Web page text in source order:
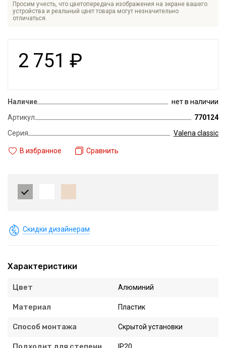
Просим учесть, что цветопередача изображения на экране вашего
устройства и реальный цвет товара могут незначительно
отличаться.
2 751 ₽
Наличие
нет в наличии
Артикул
770124
Серия
Valena classic
В избранное Сравнить
Скидки дизайнерам
Характеристики
Цвет Алюминий
Материал Пластик
Способ монтажа Скрытой установки